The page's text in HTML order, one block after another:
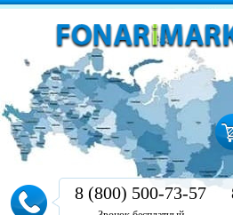
8 (800) 500-73-57